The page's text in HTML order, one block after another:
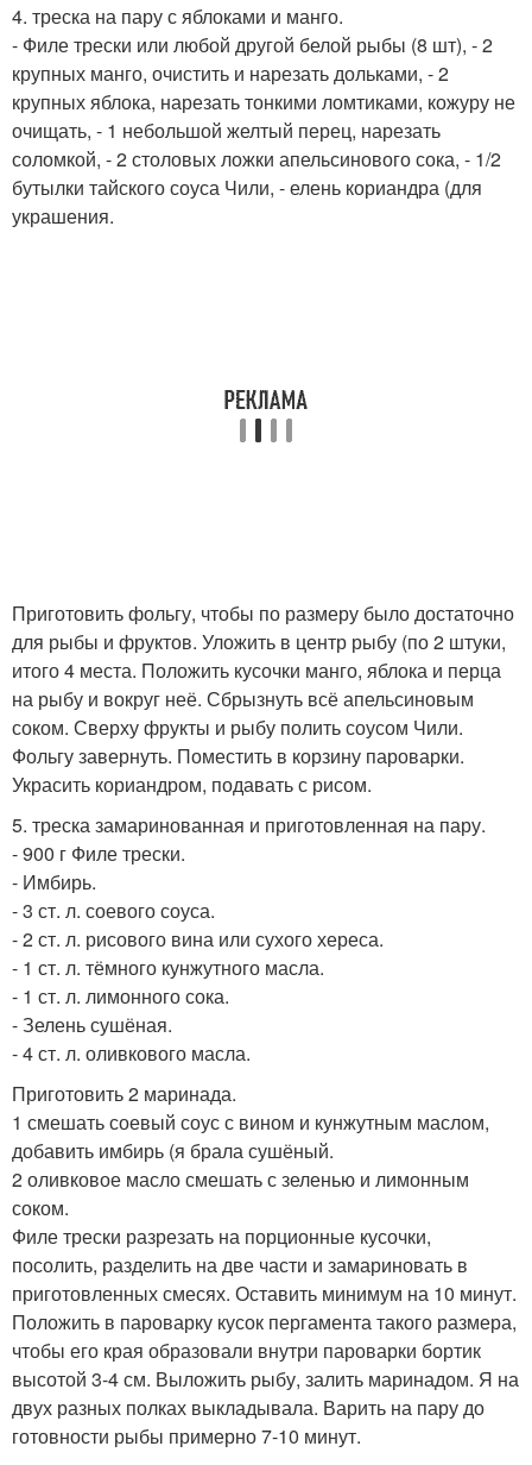
4. треска на пару с яблоками и манго.
- Филе трески или любой другой белой рыбы (8 шт), - 2
крупных манго, очистить и нарезать дольками, - 2
крупных яблока, нарезать тонкими ломтиками, кожуру не
очищать, - 1 небольшой желтый перец, нарезать
соломкой, - 2 столовых ложки апельсинового сока, - 1/2
бутылки тайского соуса Чили, - елень кориандра (для
украшения.
Приготовить фольгу, чтобы по размеру было достаточно
для рыбы и фруктов. Уложить в центр рыбу (по 2 штуки,
итого 4 места. Положить кусочки манго, яблока и перца
на рыбу и вокруг неё. Сбрызнуть всё апельсиновым
соком. Сверху фрукты и рыбу полить соусом Чили.
Фольгу завернуть. Поместить в корзину пароварки.
Украсить кориандром, подавать с рисом.
5. треска замаринованная и приготовленная на пару.
- 900 г Филе трески.
- Имбирь.
- 3 ст. л. соевого соуса.
- 2 ст. л. рисового вина или сухого хереса.
- 1 ст. л. тёмного кунжутного масла.
- 1 ст. л. лимонного сока.
- Зелень сушёная.
- 4 ст. л. оливкового масла.
Приготовить 2 маринада.
1 смешать соевый соус с вином и кунжутным маслом,
добавить имбирь (я брала сушёный.
2 оливковое масло смешать с зеленью и лимонным
соком.
Филе трески разрезать на порционные кусочки,
посолить, разделить на две части и замариновать в
приготовленных смесях. Оставить минимум на 10 минут.
Положить в пароварку кусок пергамента такого размера,
чтобы его края образовали внутри пароварки бортик
высотой 3-4 см. Выложить рыбу, залить маринадом. Я на
двух разных полках выкладывала. Варить на пару до
готовности рыбы примерно 7-10 минут.